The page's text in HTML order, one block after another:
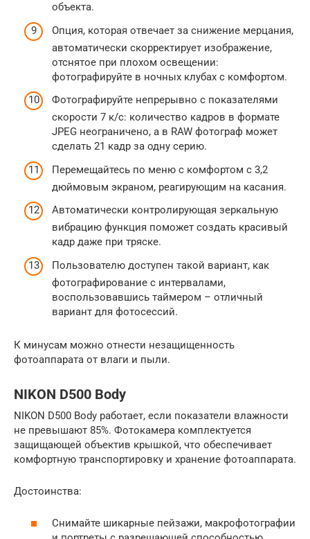
объекта.
Опция, которая отвечает за снижение мерцания,
автоматически скорректирует изображение,
отснятое при плохом освещении:
фотографируйте в ночных клубах с комфортом.
Фотографируйте непрерывно с показателями
скорости 7 к/с: количество кадров в формате
JPEG неограничено, а в RAW фотограф может
сделать 21 кадр за одну серию.
Перемещайтесь по меню с комфортом с 3,2
дюймовым экраном, реагирующим на касания.
Автоматически контролирующая зеркальную
вибрацию функция поможет создать красивый
кадр даже при тряске.
Пользователю доступен такой вариант, как
фотографирование с интервалами,
воспользовавшись таймером – отличный
вариант для фотосессий.
К минусам можно отнести незащищенность
фотоаппарата от влаги и пыли.
NIKON D500 Body
NIKON D500 Body работает, если показатели влажности
не превышают 85%. Фотокамера комплектуется
защищающей объектив крышкой, что обеспечивает
комфортную транспортировку и хранение фотоаппарата.
Достоинства:
Снимайте шикарные пейзажи, макрофотографии